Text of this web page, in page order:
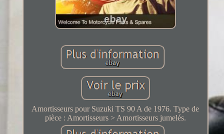
Amortisseurs pour Suzuki TS 90 A de 1976. Type de
pièce : Amortisseurs > Amortisseurs jumelés.